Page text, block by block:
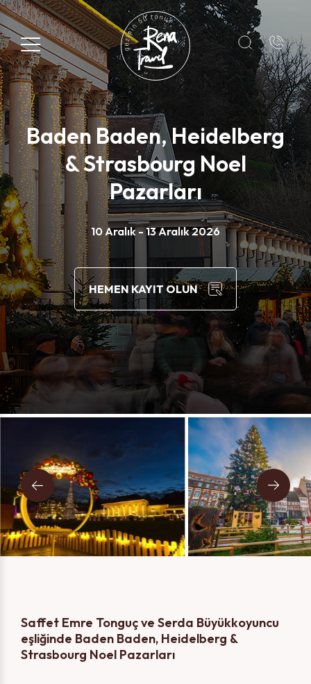
Baden Baden, Heidelberg
& Strasbourg Noel
Pazarları
10 Aralık - 13 Aralık 2026
HEMEN KAYIT OLUN
Saffet Emre Tonguç ve Serda Büyükkoyuncu
eşliğinde Baden Baden, Heidelberg &
Strasbourg Noel Pazarları
Kayıt Formu
Adı*
Soyadı*
E-Posta*
+1
Mesajınız
Tek Kişi
Telefon, e-posta ve SMS kanalları ile iletişime geçilmesine
izin veriyorum.
okudum ve kabul
ediyorum.
GÖNDER